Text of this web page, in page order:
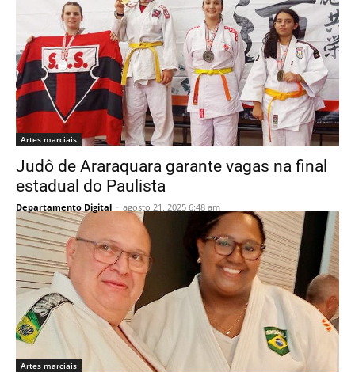
Artes marciais
Judô de Araraquara garante vagas na final
estadual do Paulista
Departamento Digital - agosto 21, 2025 6:48 am
Artes marciais